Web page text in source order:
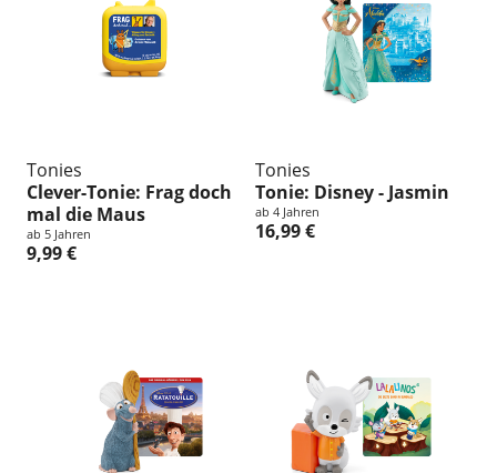
Tonies
Clever-Tonie: Frag doch
mal die Maus
ab 5 Jahren
9,99 €
Tonies
Tonie: Disney - Jasmin
ab 4 Jahren
16,99 €